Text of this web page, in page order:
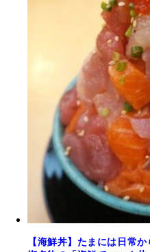
【海鮮丼】たまには日常